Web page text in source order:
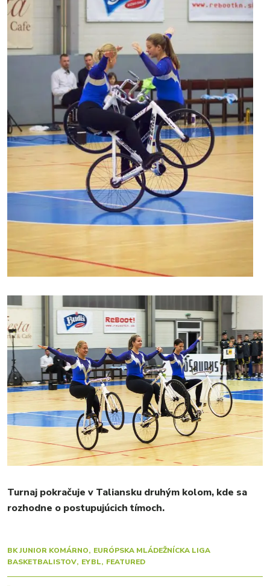
Turnaj pokračuje v Taliansku druhým kolom, kde sa
rozhodne o postupujúcich tímoch.
BK JUNIOR KOMÁRNO
EURÓPSKA MLÁDEŽNÍCKA LIGA
BASKETBALISTOV EYBL FEATURED